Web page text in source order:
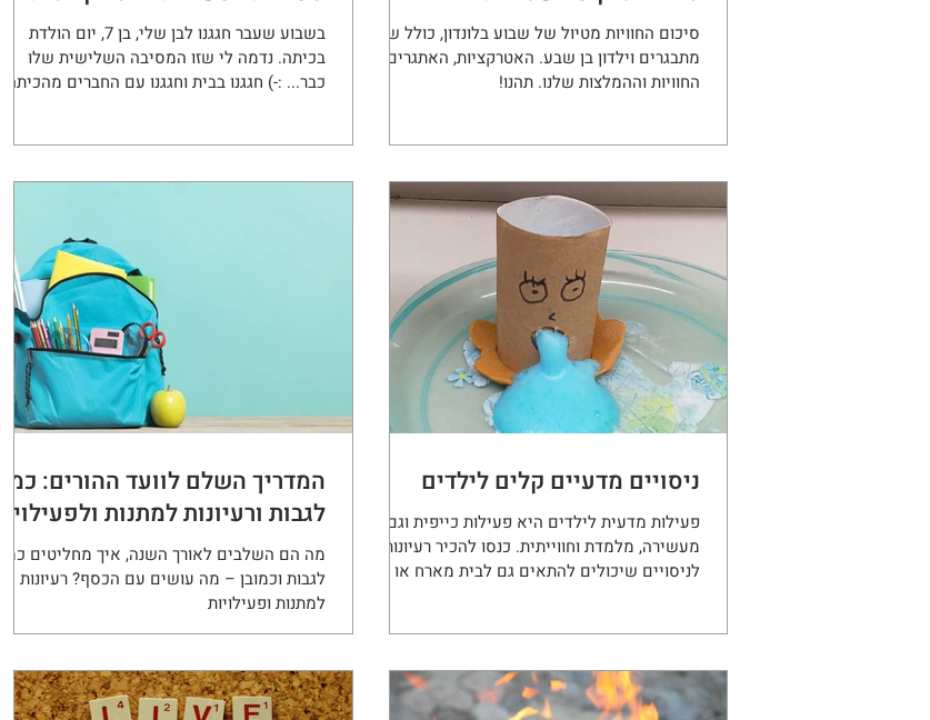
סיכום החוויות מטיול של שבוע בלונדון, כולל שני
מתבגרים וילדון בן שבע. האטרקציות, האתגרים,
החוויות וההמלצות שלנו. תהנו!
בשבוע שעבר חגגנו לבן שלי, בן 7, יום הולדת
בכיתה. נדמה לי שזו המסיבה השלישית שלו
כבר... :-) חגגנו בבית וחגגנו עם החברים מהכיתה ב-
ניסויים מדעיים קלים לילדים
פעילות מדעית לילדים היא פעילות כייפית וגם
מעשירה, מלמדת וחווייתית. כנסו להכיר רעיונות
לניסויים שיכולים להתאים גם לבית מארח או
המדריך השלם לוועד ההורים: כמה
לגבות ורעיונות למתנות ולפעילויות
מה הם השלבים לאורך השנה, איך מחליטים כמה
לגבות וכמובן – מה עושים עם הכסף? רעיונות
למתנות ופעילויות